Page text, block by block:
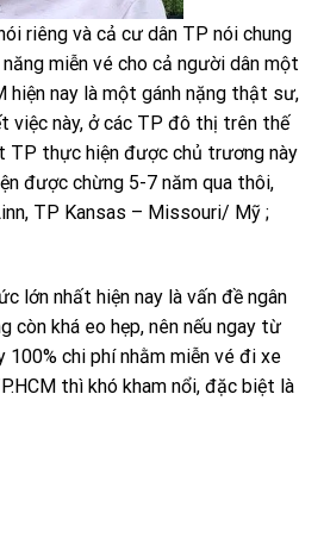
riêng và cả cư dân TP nói chung
miễn vé cho cả người dân một
hiện nay là một gánh nặng thật sư,
việc này, ở các TP đô thị trên thế
TP thực hiện được chủ trương này
được chừng 5-7 năm qua thôi,
TP Kansas – Missouri/ Mỹ ;
lớn nhất hiện nay là vấn đề ngân
còn khá eo hẹp, nên nếu ngay từ
100% chi phí nhằm miễn vé đi xe
thì khó kham nổi, đặc biệt là